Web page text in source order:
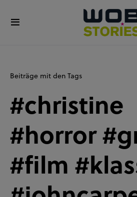
Beiträge mit den Tags
#christine
#horror
#film